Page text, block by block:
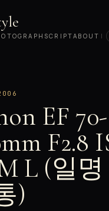
SCRIPTABOUT |
EF 70-
F2.8
L (일
)